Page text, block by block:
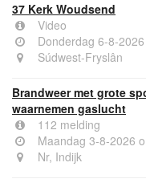
37 Kerk Woudsend
Video
Donderdag 6-8-2026
Súdwest-Fryslân
Brandweer met grote
waarnemen gaslucht
112 melding
Maandag 3-8-2026
Nr, Indijk